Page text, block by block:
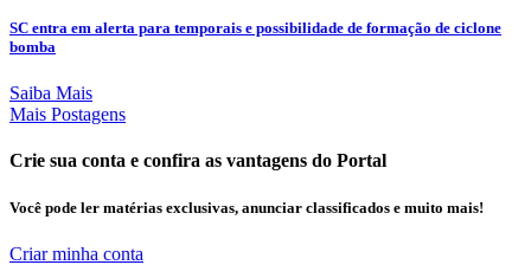
SC entra em alerta para temporais e possibilidade de formação de ciclone
bomba
Saiba Mais
Mais Postagens
Crie sua conta e confira as vantagens do Portal
Você pode ler matérias exclusivas, anunciar classificados e muito mais!
Criar minha conta